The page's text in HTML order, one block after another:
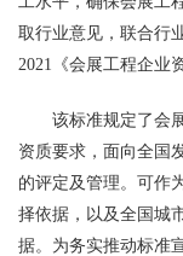
取行业意见，联合行
2021《会展工程企业
该标准规定了会
资质要求，面向全国
的评定及管理。可作
择依据，以及全国城
据。为务实推动标准